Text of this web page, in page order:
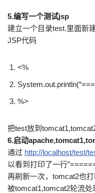
5.编写一个测试jsp
建立一个目录test.里面新
JSP代码
<%
System.out.println(
%>
把test放到
6.启动
通过 http://localhost/test/
以看到打印了一行
再刷新一次，tomcat2也
被tomcat1,tomcat2轮流